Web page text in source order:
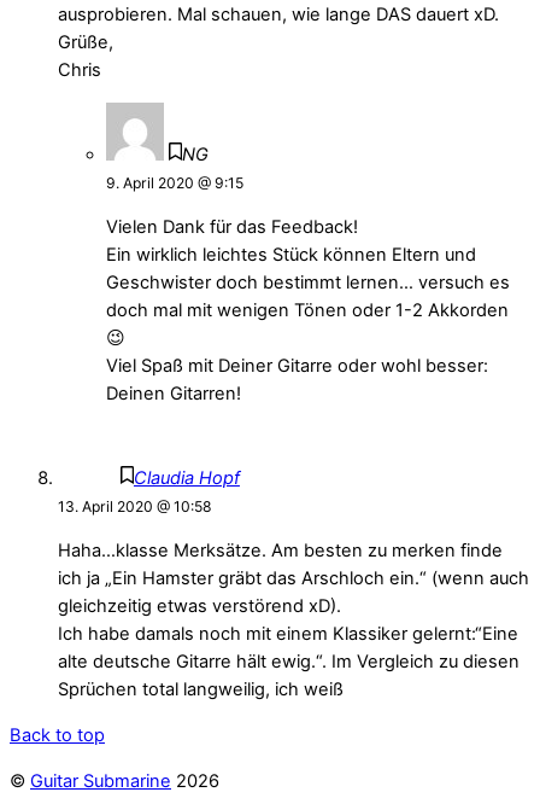
ausprobieren. Mal schauen, wie lange DAS dauert xD.
Grüße,
Chris
NG
9. April 2020 @ 9:15
Vielen Dank für das Feedback!
Ein wirklich leichtes Stück können Eltern und
Geschwister doch bestimmt lernen… versuch es
doch mal mit wenigen Tönen oder 1-2 Akkorden
😉
Viel Spaß mit Deiner Gitarre oder wohl besser:
Deinen Gitarren!
Claudia Hopf
13. April 2020 @ 10:58
Haha…klasse Merksätze. Am besten zu merken finde
ich ja „Ein Hamster gräbt das Arschloch ein.“ (wenn auch
gleichzeitig etwas verstörend xD).
Ich habe damals noch mit einem Klassiker gelernt:“Eine
alte deutsche Gitarre hält ewig.“. Im Vergleich zu diesen
Sprüchen total langweilig, ich weiß
Back to top
© Guitar Submarine 2026